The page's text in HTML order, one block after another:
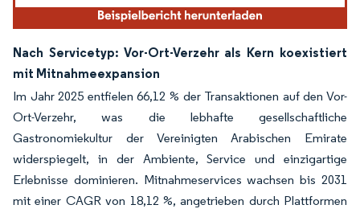
Nach Servicetyp: Vor-Ort-Verzehr als Kern koexistiert
mit Mitnahmeexpansion
Im Jahr 2025 entfielen 66,12 % der Transaktionen auf den Vor-
Ort-Verzehr, was die lebhafte gesellschaftliche
Gastronomiekultur der Vereinigten Arabischen Emirate
widerspiegelt, in der Ambiente, Service und einzigartige
Erlebnisse dominieren. Mitnahmeservices wachsen bis 2031
mit einer CAGR von 18,12 %, angetrieben durch Plattformen